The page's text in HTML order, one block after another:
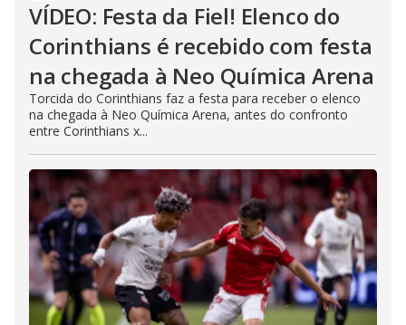
VÍDEO: Festa da Fiel! Elenco do
Corinthians é recebido com festa
na chegada à Neo Química Arena
Torcida do Corinthians faz a festa para receber o elenco
na chegada à Neo Química Arena, antes do confronto
entre Corinthians x...